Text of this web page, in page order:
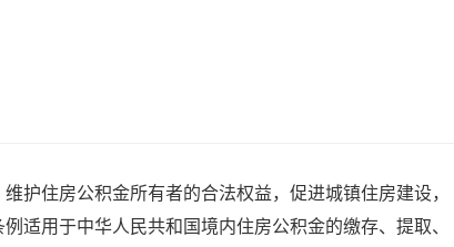
房公积金所有者的合法权益，促进城镇住房建设，
用于中华人民共和国境内住房公积金的缴存、提取、